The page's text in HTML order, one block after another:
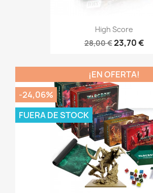
High Score
28,00 €23,70 €
¡EN OFERTA!
-24,06%
FUERA DE STOCK